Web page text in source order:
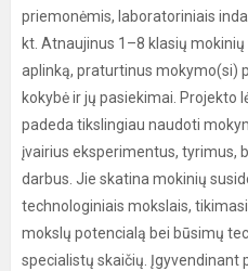
priemonėmis, laboratoriniais
kt. Atnaujinus 1–8 klasių
aplinką, praturtinus mokymo(si)
kokybė ir jų pasiekimai. Projekto
padeda tikslingiau naudoti
įvairius eksperimentus, tyrimus,
darbus. Jie skatina mokinių
technologiniais mokslais,
mokslų potencialą bei būsimų
specialistų skaičių. Įgyvendinant